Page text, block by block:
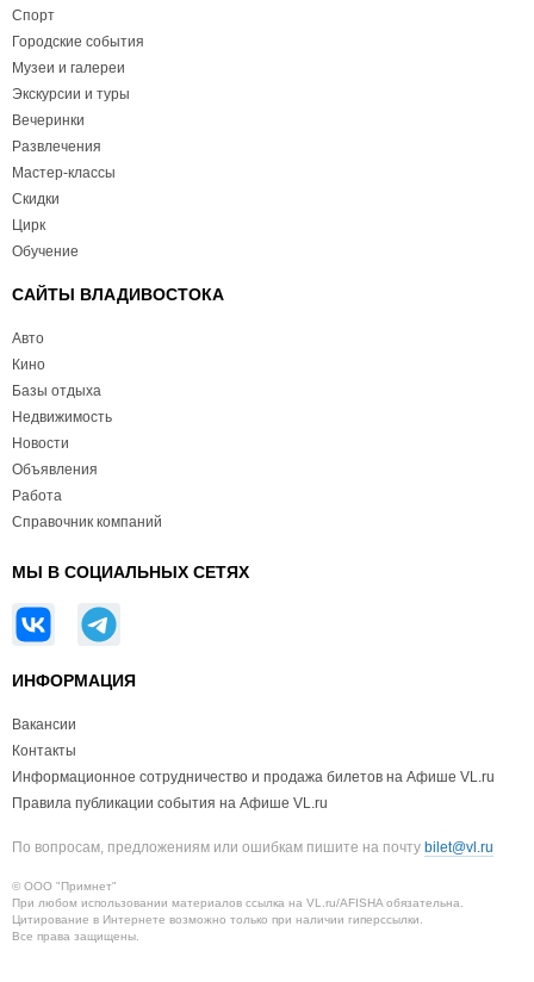
Спорт
Городские события
Музеи и галереи
Экскурсии и туры
Вечеринки
Развлечения
Мастер-классы
Скидки
Цирк
Обучение
САЙТЫ ВЛАДИВОСТОКА
Авто
Кино
Базы отдыха
Недвижимость
Новости
Объявления
Работа
Справочник компаний
МЫ В СОЦИАЛЬНЫХ СЕТЯХ
ИНФОРМАЦИЯ
Вакансии
Контакты
Информационное сотрудничество и продажа билетов на Афише VL.ru
Правила публикации события на Афише VL.ru
По вопросам, предложениям или ошибкам пишите на почту bilet@vl.ru
© ООО "Примнет"
При любом использовании материалов ссылка на VL.ru/AFISHA обязательна.
Цитирование в Интернете возможно только при наличии гиперссылки.
Все права защищены.